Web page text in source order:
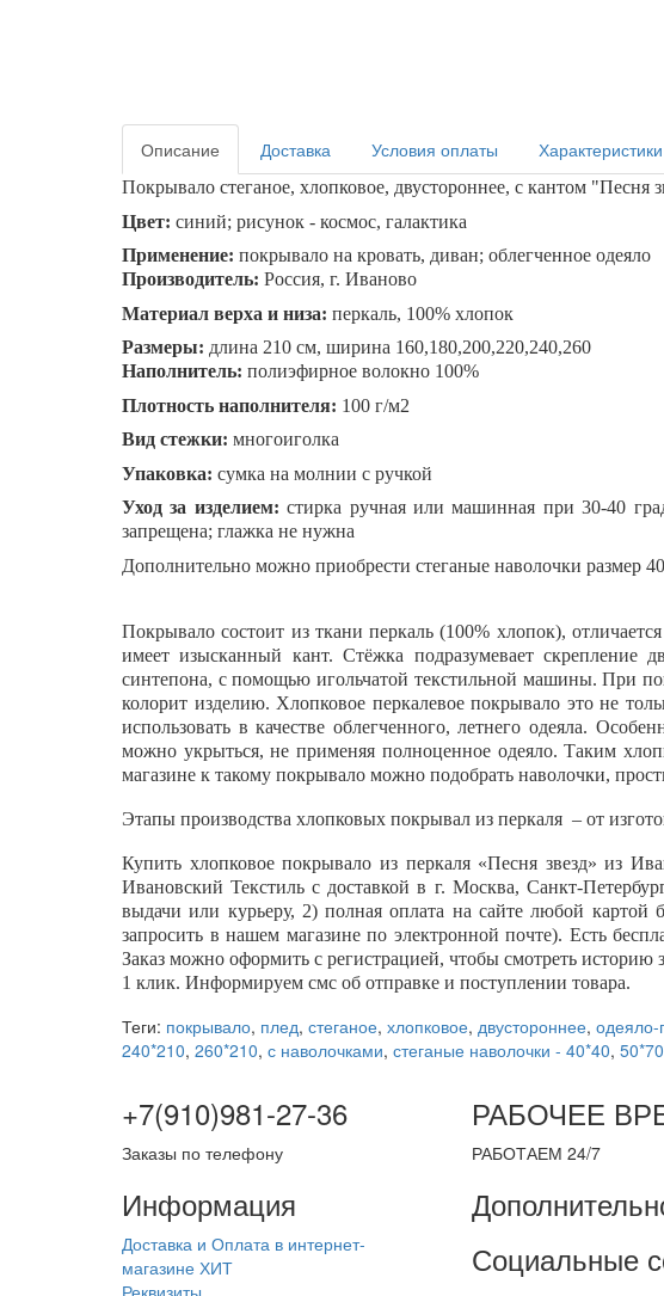
Описание Доставка Условия оплаты Характеристики
Покрывало стеганое, хлопковое, двустороннее, с кантом "Песня
Цвет: синий; рисунок - космос, галактика
Применение: покрывало на кровать, диван; облегченное одеяло
Производитель: Россия, г. Иваново
Материал верха и низа: перкаль, 100% хлопок
Размеры: длина 210 см, ширина 160,180,200,220,240,260
Наполнитель: полиэфирное волокно 100%
Плотность наполнителя: 100 г/м2
Вид стежки: многоиголка
Упаковка: сумка на молнии с ручкой
Уход за изделием: стирка ручная или машинная при 30-40
запрещена; глажка не нужна
Дополнительно можно приобрести стеганые наволочки размер
Покрывало состоит из ткани перкаль (100% хлопок),
имеет изысканный кант. Стёжка подразумевает скрепление
синтепона, с помощью игольчатой текстильной машины. При
колорит изделию. Хлопковое перкалевое покрывало это не
использовать в качестве облегченного, летнего одеяла.
можно укрыться, не применяя полноценное одеяло. Таким
магазине к такому покрывало можно подобрать наволочки,
Этапы производства хлопковых покрывал из перкаля – от
Купить хлопковое покрывало из перкаля «Песня звезд» из
Ивановский Текстиль с доставкой в г. Москва, Санкт-
выдачи или курьеру, 2) полная оплата на сайте любой
запросить в нашем магазине по электронной почте). Есть
Заказ можно оформить с регистрацией, чтобы смотреть
1 клик. Информируем смс об отправке и поступлении товара.
Теги: покрывало, плед, стеганое, хлопковое, двустороннее, одеяло-
240*210, 260*210, с наволочками, стеганые наволочки - 40*40, 50*70
+7(910)981-27-36
Заказы по телефону
РАБОЧЕЕ
РАБОТАЕМ 24/7
Информация
Доставка и Оплата в интернет-
магазине ХИТ
Реквизиты
Социальные